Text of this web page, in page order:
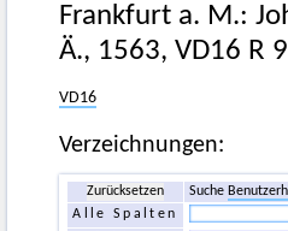
Frankfurt a. M.:
Ä., 1563, VD16 R
VD16
Verzeichnungen:
Zurücksetzen Suche
Alle Spalten